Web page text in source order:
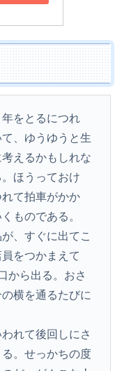
をとるにつれ
、ゆうゆうと生
えるかもしれな
ほうっておけ
て拍車がかか
ものである。
、すぐに出てこ
をつかまえて
から出る。おさ
横を通るたびに
れて後回しにさ
。せっかちの度